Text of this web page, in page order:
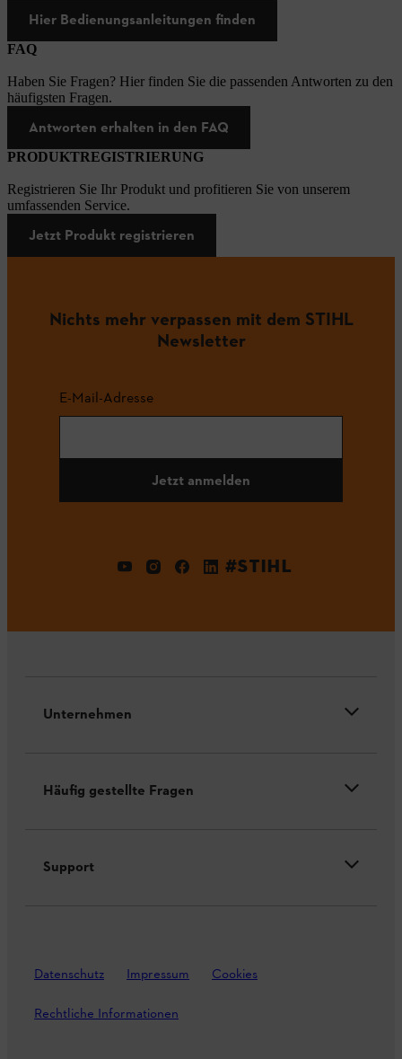
Hier Bedienungsanleitungen finden
FAQ
Haben Sie Fragen? Hier finden Sie die passenden Antworten zu den
häufigsten Fragen.
Antworten erhalten in den FAQ
PRODUKTREGISTRIERUNG
Registrieren Sie Ihr Produkt und profitieren Sie von unserem
umfassenden Service.
Jetzt Produkt registrieren
Nichts mehr verpassen mit dem STIHL
Newsletter
E-Mail-Adresse
Jetzt anmelden
#STIHL
Unternehmen
Häufig gestellte Fragen
Support
Datenschutz Impressum Cookies
Rechtliche Informationen